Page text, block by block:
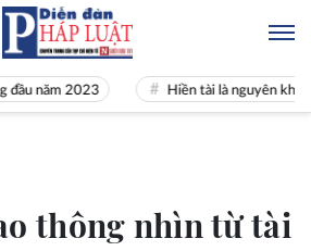
2023 Hiền tài là nguyên khí Quốc gia
thông nhìn từ tài